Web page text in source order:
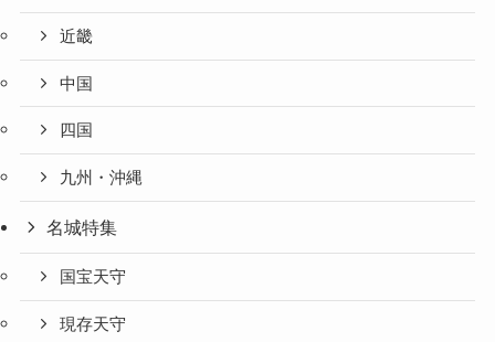
近畿
中国
四国
九州・沖縄
名城特集
国宝天守
現存天守